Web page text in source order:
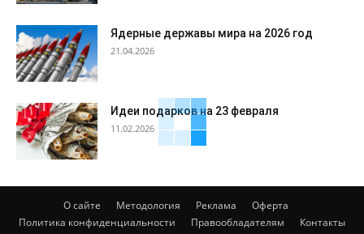
Ядерные державы мира на 2026 год
21.04.2026
Идеи подарков на 23 февраля
11.02.2026
О сайте Методология Реклама
Оферта
Политика конфиденциальности
Правообладателям Контакты